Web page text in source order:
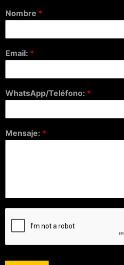
Nombre *
Email: *
WhatsApp/Teléfono: *
Mensaje: *